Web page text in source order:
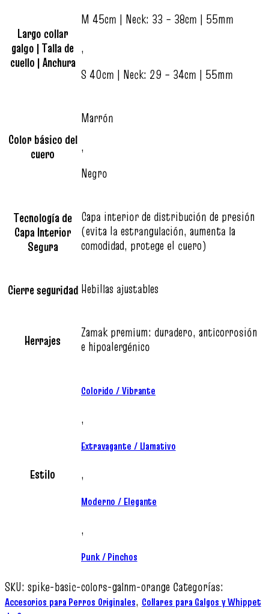
Largo collar
galgo | Talla de
cuello | Anchura
M 45cm | Neck: 33 – 38cm | 55mm
,
S 40cm | Neck: 29 – 34cm | 55mm
Color básico del
cuero
Marrón
,
Negro
Tecnología de
Capa Interior
Segura
Capa interior de distribución de presión
(evita la estrangulación, aumenta la
comodidad, protege el cuero)
Cierre seguridad Hebillas ajustables
Herrajes
Zamak premium: duradero, anticorrosión
e hipoalergénico
Estilo
Colorido / Vibrante
,
Extravagante / Llamativo
,
Moderno / Elegante
,
Punk / Pinchos
SKU: spike-basic-colors-galnm-orange Categorías:
Accesorios para Perros Originales, Collares para Galgos y Whippet